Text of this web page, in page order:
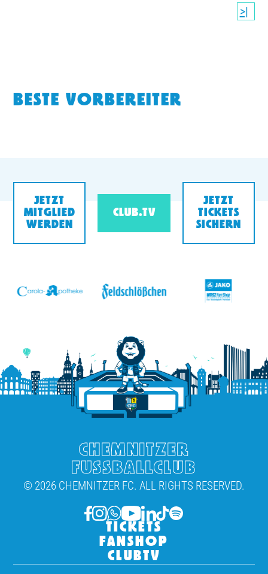
>|
BESTE VORBEREITER
JETZT
MITGLIED
WERDEN
CLUB.TV
JETZT
TICKETS
SICHERN
CHEMNITZER
FUSSBALLCLUB
© 2026 CHEMNITZER FC. ALL RIGHTS RESERVED.
TICKETS
FANSHOP
CLUBTV